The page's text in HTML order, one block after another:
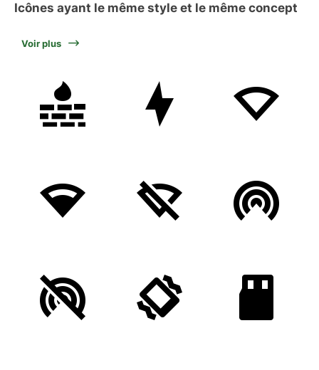
Icônes ayant le même style et le même concept
Voir plus